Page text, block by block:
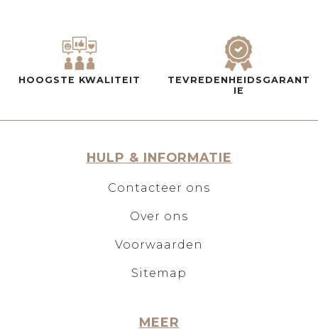
HOOGSTE KWALITEIT
TEVREDENHEIDSGARANT
IE
HULP & INFORMATIE
Contacteer ons
Over ons
Voorwaarden
Sitemap
MEER